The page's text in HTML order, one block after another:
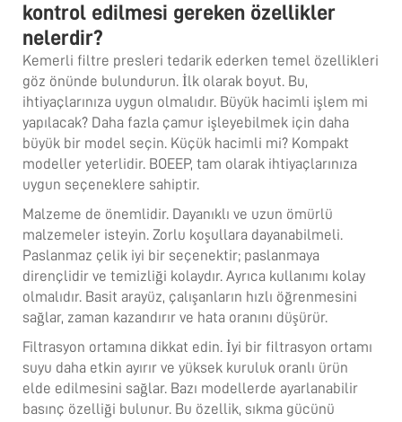
kontrol edilmesi gereken özellikler
nelerdir?
Kemerli filtre presleri tedarik ederken temel özellikleri
göz önünde bulundurun. İlk olarak boyut. Bu,
ihtiyaçlarınıza uygun olmalıdır. Büyük hacimli işlem mi
yapılacak? Daha fazla çamur işleyebilmek için daha
büyük bir model seçin. Küçük hacimli mi? Kompakt
modeller yeterlidir. BOEEP, tam olarak ihtiyaçlarınıza
uygun seçeneklere sahiptir.
Malzeme de önemlidir. Dayanıklı ve uzun ömürlü
malzemeler isteyin. Zorlu koşullara dayanabilmeli.
Paslanmaz çelik iyi bir seçenektir; paslanmaya
dirençlidir ve temizliği kolaydır. Ayrıca kullanımı kolay
olmalıdır. Basit arayüz, çalışanların hızlı öğrenmesini
sağlar, zaman kazandırır ve hata oranını düşürür.
Filtrasyon ortamına dikkat edin. İyi bir filtrasyon ortamı
suyu daha etkin ayırır ve yüksek kuruluk oranlı ürün
elde edilmesini sağlar. Bazı modellerde ayarlanabilir
basınç özelliği bulunur. Bu özellik, sıkma gücünü